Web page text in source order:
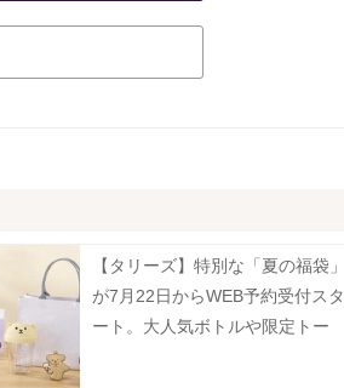
【タリーズ】特別な「夏の福袋」
が7月22日からWEB予約受付スタ
ート。大人気ボトルや限定トー